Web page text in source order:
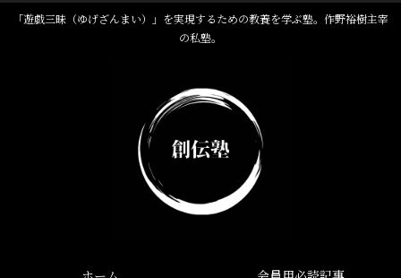
「遊戯三昧（ゆげざんまい）」を実現するための教養を学ぶ塾。作野裕樹主宰
の私塾。